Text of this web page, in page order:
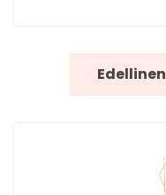
Edellinen